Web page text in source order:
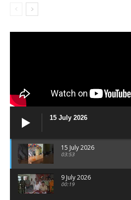
15 July 2026
15 July 2026
03:53
9 July 2026
00:19